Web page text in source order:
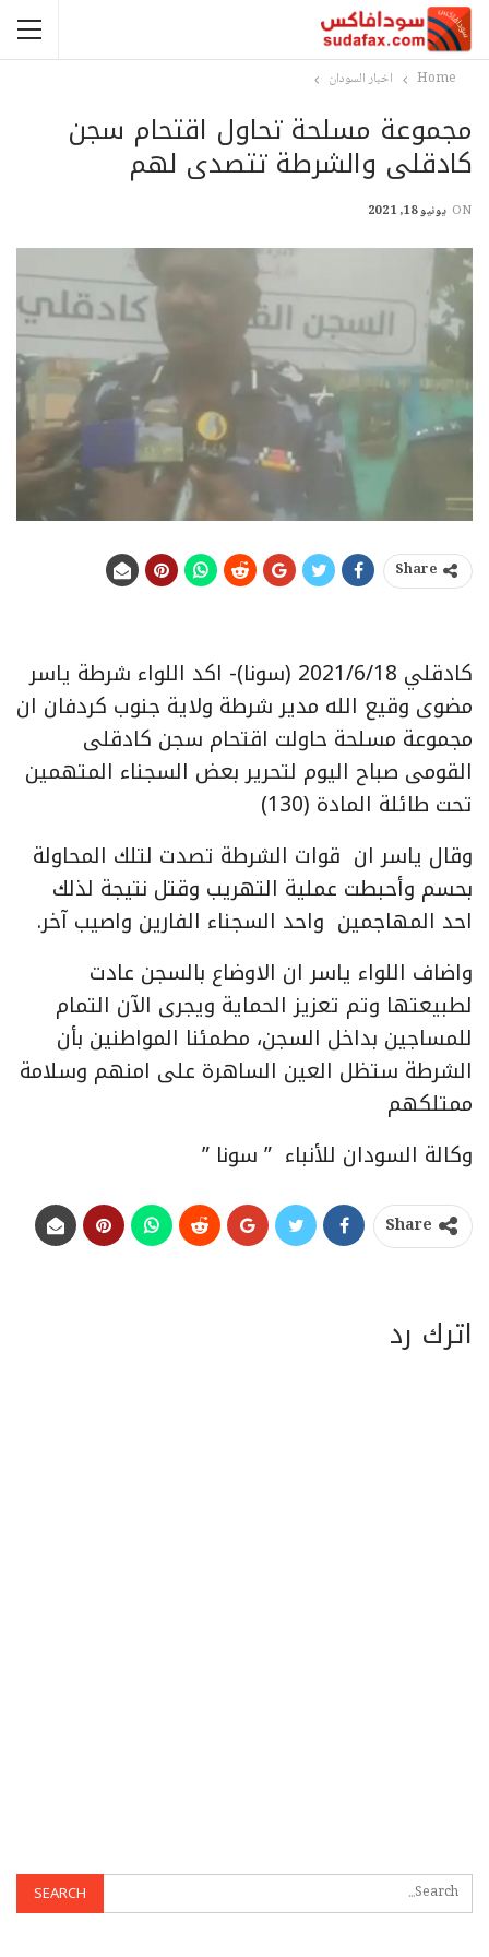
Home اخبار السودان
مجموعة مسلحة تحاول اقتحام سجن
كادقلى والشرطة تتصدى لهم
ON يونيو 18, 2021
Share
كادقلي 2021/6/18 (سونا)- اكد اللواء شرطة ياسر
مضوى وقيع الله مدير شرطة ولاية جنوب كردفان ان
مجموعة مسلحة حاولت اقتحام سجن كادقلى
القومى صباح اليوم لتحرير بعض السجناء المتهمين
تحت طائلة المادة (130)
وقال ياسر ان قوات الشرطة تصدت لتلك المحاولة
بحسم وأحبطت عملية التهريب وقتل نتيجة لذلك
احد المهاجمين واحد السجناء الفارين واصيب آخر.
واضاف اللواء ياسر ان الاوضاع بالسجن عادت
لطبيعتها وتم تعزيز الحماية ويجرى الآن التمام
للمساجين بداخل السجن، مطمئنا المواطنين بأن
الشرطة ستظل العين الساهرة على امنهم وسلامة
ممتلكهم
وكالة السودان للأنباء ” سونا ”
Share
اترك رد